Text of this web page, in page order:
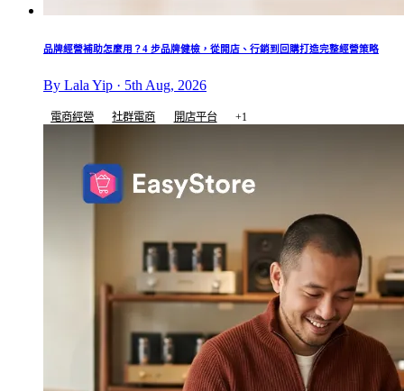
品牌經營補助怎麼用？4 步品牌健檢，從開店、行銷到回購打造完整經營策略
By Lala Yip · 5th Aug, 2026
電商經營 社群電商 開店平台 +1